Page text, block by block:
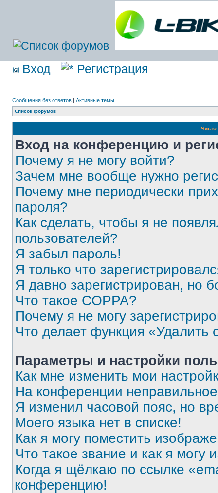
Вход Регистрация
Сообщения без ответов | Активные темы
Список форумов
Вход на конференцию и
Почему я не могу войти?
Зачем мне вообще нужно
Почему мне периодически
пароля?
Как сделать, чтобы я не
пользователей?
Я забыл пароль!
Я только что
Я давно зарегистрирован, но
Что такое COPPA?
Почему я не могу
Что делает функция «Удалить
Параметры и настройки
Как мне изменить мои
На конференции
Я изменил часовой пояс, но
Моего языка нет в списке!
Как я могу поместить
Что такое звание и как я могу
Когда я щёлкаю по ссылке
конференцию!